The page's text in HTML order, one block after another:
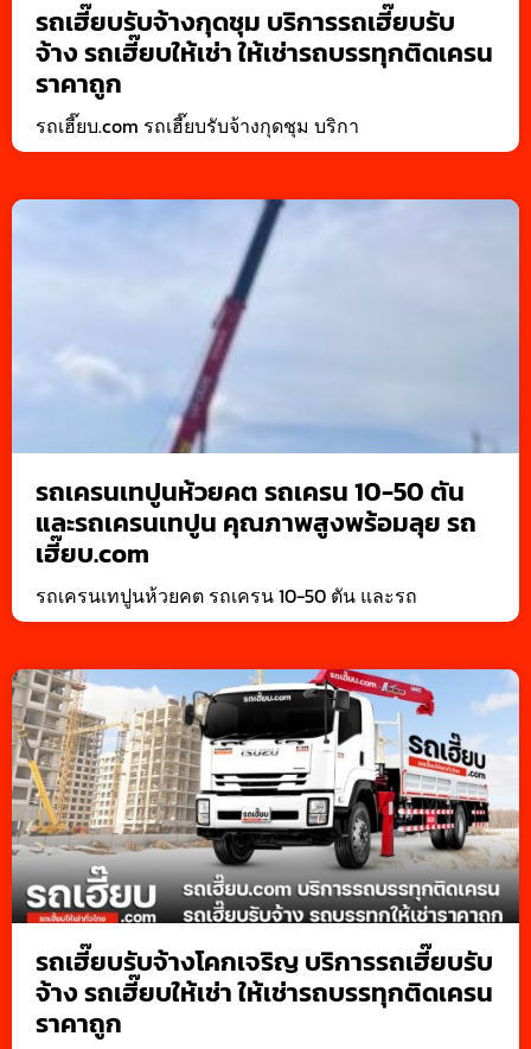
รถเฮี๊ยบรับจ้างกุดชุม บริการรถเฮี๊ยบรับ
จ้าง รถเฮี๊ยบให้เช่า ให้เช่ารถบรรทุกติดเครน
ราคาถูก
รถเฮี๊ยบ.com รถเฮี๊ยบรับจ้างกุดชุม บริกา
รถเครนเทปูนห้วยคต รถเครน 10-50 ตัน
และรถเครนเทปูน คุณภาพสูงพร้อมลุย รถ
เฮี๊ยบ.com
รถเครนเทปูนห้วยคต รถเครน 10-50 ตัน และรถ
รถเฮี๊ยบรับจ้างโคกเจริญ บริการรถเฮี๊ยบรับ
จ้าง รถเฮี๊ยบให้เช่า ให้เช่ารถบรรทุกติดเครน
ราคาถูก